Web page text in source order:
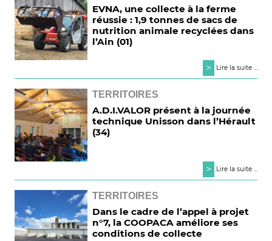
EVNA, une collecte à la ferme
réussie : 1,9 tonnes de sacs de
nutrition animale recyclées dans
l’Ain (01)
> Lire la suite ...
TERRITOIRES
A.D.I.VALOR présent à la journée
technique Unisson dans l’Hérault
(34)
> Lire la suite ...
TERRITOIRES
Dans le cadre de l’appel à projet
n°7, la COOPACA améliore ses
conditions de collecte